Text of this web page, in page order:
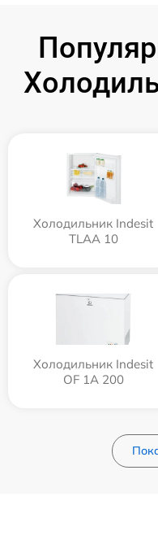
Холодильник Indesit
TLAA 10
Холодильник Indesit
OF 1A 200